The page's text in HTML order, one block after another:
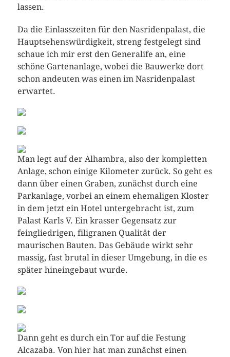
lassen.
Da die Einlasszeiten für den Nasridenpalast, die
Hauptsehenswürdigkeit, streng festgelegt sind
schaue ich mir erst den Generalife an, eine
schöne Gartenanlage, wobei die Bauwerke dort
schon andeuten was einen im Nasridenpalast
erwartet.
Man legt auf der Alhambra, also der kompletten
Anlage, schon einige Kilometer zurück. So geht es
dann über einen Graben, zunächst durch eine
Parkanlage, vorbei an einem ehemaligen Kloster
in dem jetzt ein Hotel untergebracht ist, zum
Palast Karls V. Ein krasser Gegensatz zur
feingliedrigen, filigranen Qualität der
maurischen Bauten. Das Gebäude wirkt sehr
massig, fast brutal in dieser Umgebung, in die es
später hineingebaut wurde.
Dann geht es durch ein Tor auf die Festung
Alcazaba. Von hier hat man zunächst einen